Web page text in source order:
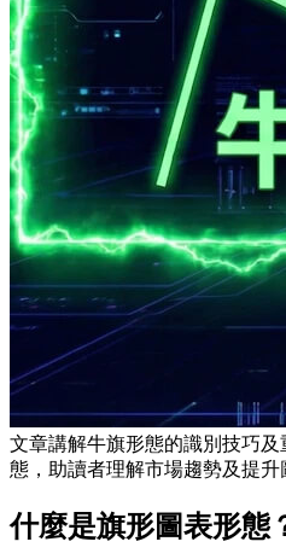
文章講解牛旗形態的識別技巧
態，助讀者理解市場趨勢及提升
什麼是旗形圖表形態